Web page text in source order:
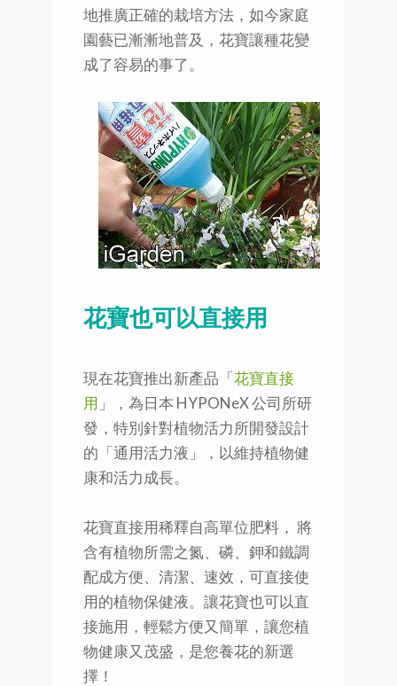
地推廣正確的栽培方法，如今家庭
園藝已漸漸地普及，花寶讓種花變
成了容易的事了。
花寶也可以直接用
現在花寶推出新產品「花寶直接
用 」，為日本 HYPONeX 公司所研
發，特別針對植物活力所開發設計
的「通用活力液」，以維持植物健
康和活力成長。
花寶直接用稀釋自高單位肥料， 將
含有植物所需之氮、磷、鉀和鐵調
配成方便、清潔、速效，可直接使
用的植物保健液。讓花寶也可以直
接施用，輕鬆方便又簡單，讓您植
物健康又茂盛，是您養花的新選
擇！